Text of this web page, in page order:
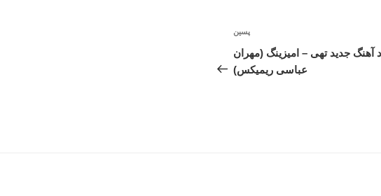
نوشته‌ٔپسین
آهنگ جدید تهی – امیزینگ (مهران
عباسی ریمیکس)